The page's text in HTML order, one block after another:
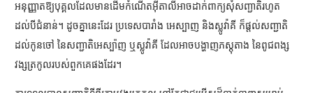
អនុញ្ញាតឱ្យបុគ្គលដែលមានដើមកំណើតអ៊ីតាលីអាចដាក់ពាក្យសុំសញ្ជាតិរហូត
ដល់បីជំនាន់។ ដូចគ្នានេះដែរ ប្រទេសបារាំង អេស្បាញ និងស្លូវ៉ាគី ក៏ផ្តល់សញ្ជាតិ
ដល់កូនចៅ នៃសញ្ជាតិអេស្ប៉ាញ ឬស្លូវ៉ាគី ដែលអាចបង្ហាញភស្តុតាង នៃពូជពង្ស
វង្សត្រកូលរបស់ពួកគេផងដែរ។